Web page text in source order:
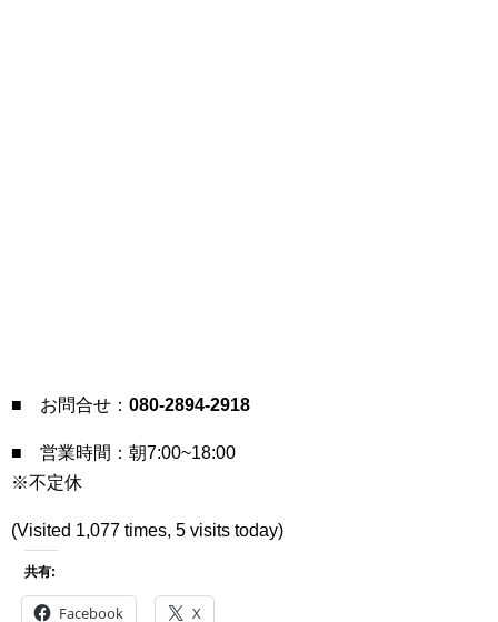
■ お問合せ： 080-2894-2918
■ 営業時間：朝7:00~18:00
※不定休
(Visited 1,077 times, 5 visits today)
共有:
Facebook X